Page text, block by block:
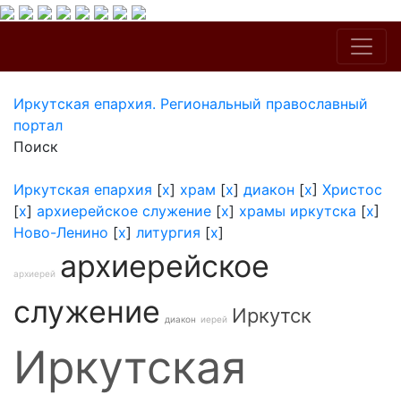
Иркутская епархия. Региональный православный
портал
Поиск
Иркутская епархия [x] храм [x] диакон [x] Христос
[x] архиерейское служение [x] храмы иркутска [x]
Ново-Ленино [x] литургия [x]
архиерей архиерейское
служение
диакон иерей Иркутск
Иркутская